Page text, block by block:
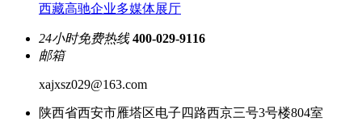
西藏高驰企业多媒体展厅
24小时免费热线 400-029-9116
邮箱
xajxsz029@163.com
陕西省西安市雁塔区电子四路西京三号3号楼804室